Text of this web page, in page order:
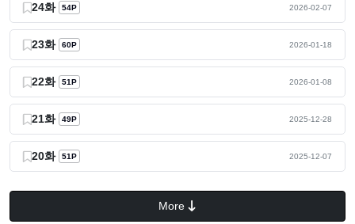
24화 54P 2026-02-07
23화 60P 2026-01-18
22화 51P 2026-01-08
21화 49P 2025-12-28
20화 51P 2025-12-07
More